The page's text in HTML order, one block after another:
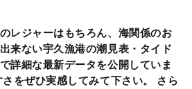
レジャーはもちろん、海関係のお
来ない宇久漁港の潮見表・タイド
詳細な最新データを公開していま
をぜひ実感してみて下さい。 さら